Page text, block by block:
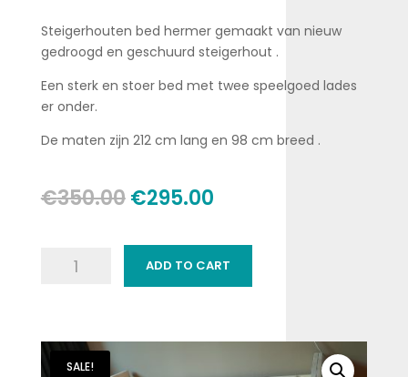
Steigerhouten bed hermer gemaakt van nieuw
gedroogd en geschuurd steigerhout .
Een sterk en stoer bed met twee speelgoed lades
er onder.
De maten zijn 212 cm lang en 98 cm breed .
€350.00 €295.00
Hermer
ADD TO CART
SALE!